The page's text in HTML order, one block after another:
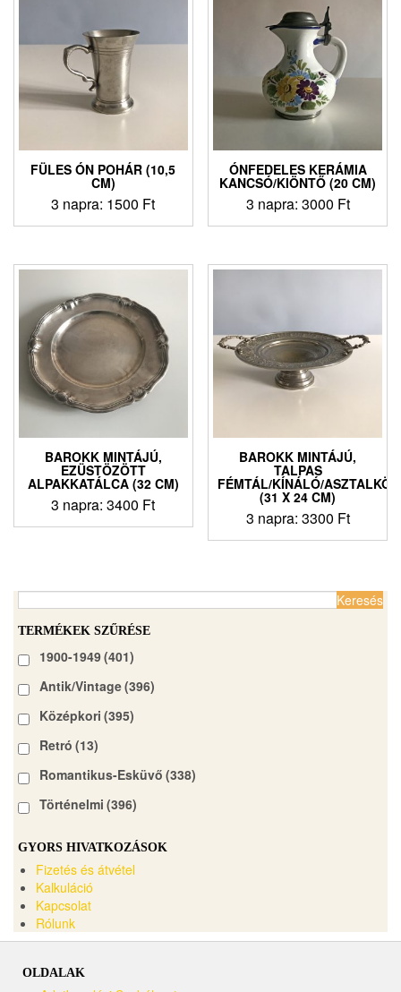
FÜLES ÓN POHÁR (10,5
CM)
3 napra: 1500 Ft
ÓNFEDELES KERÁMIA
KANCSÓ/KIÖNTŐ (20 CM)
3 napra: 3000 Ft
BAROKK MINTÁJÚ,
EZÜSTÖZÖTT
ALPAKKATÁLCA (32 CM)
3 napra:3400 Ft
BAROKK MINTÁJÚ,
TALPAS
FÉMTÁL/KÍNÁLÓ/
(31 X 24 CM)
3 napra: 3300 Ft
TERMÉKEK SZŰRÉSE
1900-1949(401)
Antik/Vintage(396)
Középkori (395)
Retró (13)
Romantikus-Esküvő (338)
Történelmi (396)
GYORS HIVATKOZÁSOK
Fizetés és átvétel
Kalkuláció
Kapcsolat
Rólunk
OLDALAK